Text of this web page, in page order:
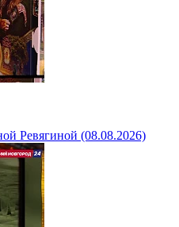
Ревягиной (08.08.2026)